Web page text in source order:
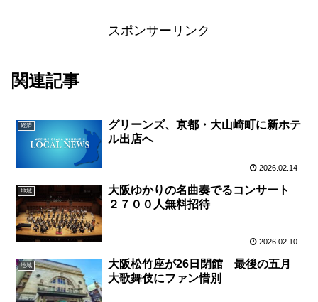
スポンサーリンク
関連記事
経済
グリーンズ、京都・大山崎町に新ホテ
ル出店へ
2026.02.14
地域
大阪ゆかりの名曲奏でるコンサート
２７００人無料招待
2026.02.10
地域
大阪松竹座が26日閉館 最後の五月
大歌舞伎にファン惜別